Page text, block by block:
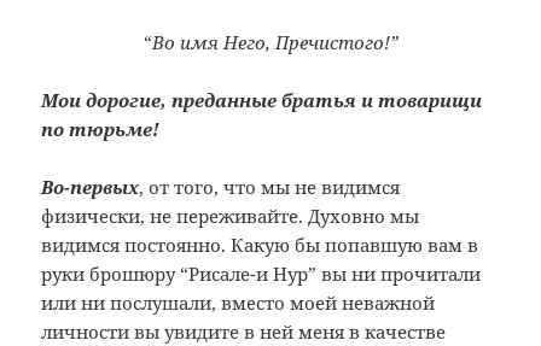
“Во имя Него, Пречистого!”
Мои дорогие, преданные братья и товарищи
по тюрьме!
Во-первых, от того, что мы не видимся
физически, не переживайте. Духовно мы
видимся постоянно. Какую бы попавшую вам в
руки брошюру “Рисале-и Нур” вы ни прочитали
или ни послушали, вместо моей неважной
личности вы увидите в ней меня в качестве